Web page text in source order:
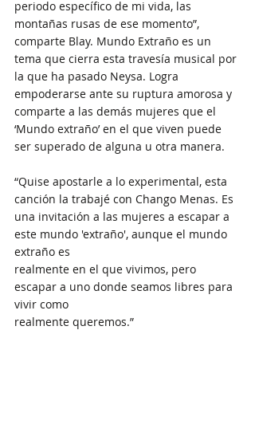
periodo específico de mi vida, las
montañas rusas de ese momento”,
comparte Blay. Mundo Extraño es un
tema que cierra esta travesía musical por
la que ha pasado Neysa. Logra
empoderarse ante su ruptura amorosa y
comparte a las demás mujeres que el
‘Mundo extraño’ en el que viven puede
ser superado de alguna u otra manera.
“Quise apostarle a lo experimental, esta
canción la trabajé con Chango Menas. Es
una invitación a las mujeres a escapar a
este mundo 'extraño', aunque el mundo
extraño es
realmente en el que vivimos, pero
escapar a uno donde seamos libres para
vivir como
realmente queremos.”